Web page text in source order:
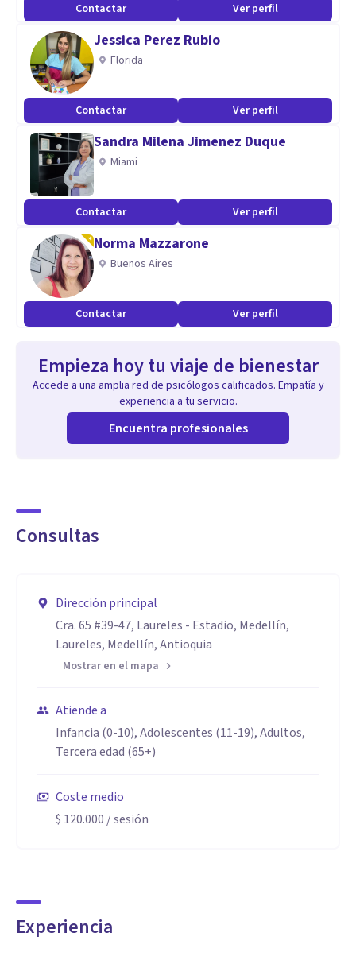
Contactar Ver perfil
Jessica Perez Rubio
Florida
Contactar Ver perfil
Sandra Milena Jimenez Duque
Miami
Contactar Ver perfil
Norma Mazzarone
Buenos Aires
Contactar Ver perfil
Empieza hoy tu viaje de bienestar
Accede a una amplia red de psicólogos calificados. Empatía y
experiencia a tu servicio.
Encuentra profesionales
Consultas
Dirección principal
Cra. 65 #39-47, Laureles - Estadio, Medellín,
Laureles, Medellín, Antioquia
Mostrar en el mapa
Atiende a
Infancia (0-10), Adolescentes (11-19), Adultos,
Tercera edad (65+)
Coste medio
$ 120.000 / sesión
Experiencia